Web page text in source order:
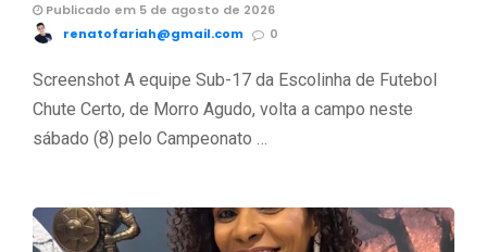
Publicado em 5 de agosto de 2026
renatofariah@gmail.com
0
Screenshot A equipe Sub-17 da Escolinha de Futebol
Chute Certo, de Morro Agudo, volta a campo neste
sábado (8) pelo Campeonato …